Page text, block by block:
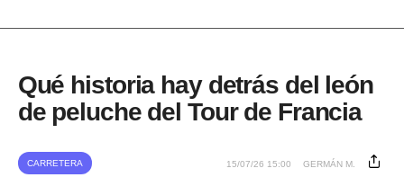
Qué historia hay detrás del león
de peluche del Tour de Francia
CARRETERA 15/07/26 15:00 GERMÁN M.